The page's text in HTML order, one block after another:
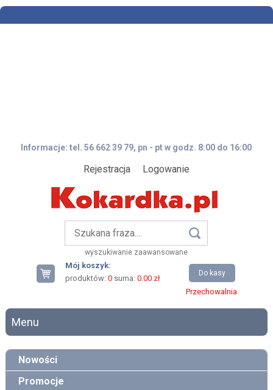
Informacje: tel. 56 662 39 79, pn - pt w godz. 8:00 do 16:00
Rejestracja Logowanie
wyszukiwanie zaawansowane
Mój koszyk:
produktów: 0suma: 0.00 zł
Do kasy
Przechowalnia
Menu
Nowości
Promocje